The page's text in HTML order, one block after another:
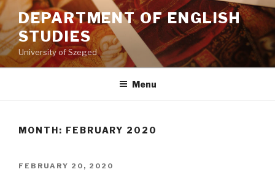
Skip
to
content
DEPARTMENT OF ENGLISH
STUDIES
University of Szeged
Menu
MONTH: FEBRUARY 2020
POSTED
FEBRUARY 20, 2020